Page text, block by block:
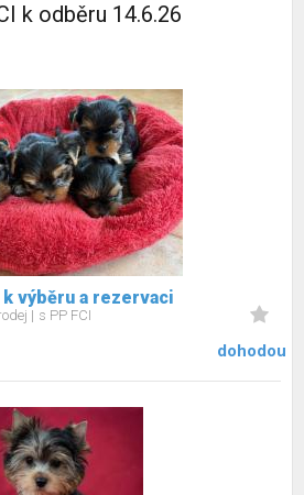
k odběru 14.6.26
výběru a rezervaci
s PP FCI
dohodou